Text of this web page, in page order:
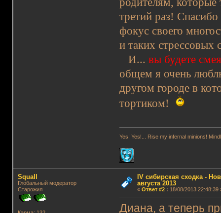
третий раз!
фокус своего
и таких стрессовых
И...вы будете
общем я очень
другом городе в
тортиком!
Yes! Yes!... Rise my infernal minions!
Squall
Глобальный модератор
Старожил
IV сибирская сходка -
августа 2013
« Ответ #2: 18/08/2013 22:48:39
Диана, а теперь